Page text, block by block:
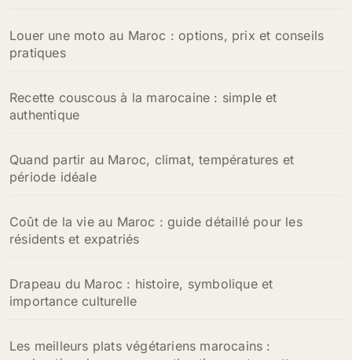
Louer une moto au Maroc : options, prix et conseils
pratiques
Recette couscous à la marocaine : simple et
authentique
Quand partir au Maroc, climat, températures et
période idéale
Coût de la vie au Maroc : guide détaillé pour les
résidents et expatriés
Drapeau du Maroc : histoire, symbolique et
importance culturelle
Les meilleurs plats végétariens marocains :